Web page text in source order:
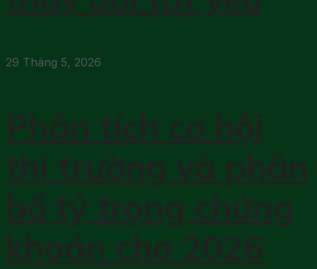
29 Tháng 5, 2026
Phân tích cơ hội
thị trường và phân
bổ tỷ trọng chứng
khoán cho 2026